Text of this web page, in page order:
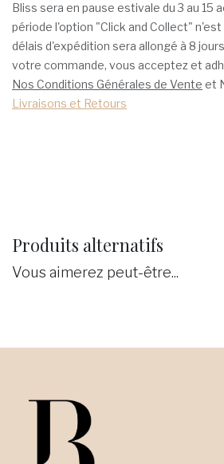
Bliss sera en pause estivale du 3 au 15
période l'option "Click and Collect" n'est
délais d'expédition sera allongé à 8
votre commande, vous acceptez et
Nos Conditions Générales de Vente et
Livraisons et Retours
Produits alternatifs
Vous aimerez peut-être...